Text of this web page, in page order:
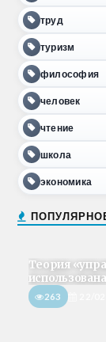
труд
туризм
философия
человек
чтение
школа
экономика
Теория
использована
263